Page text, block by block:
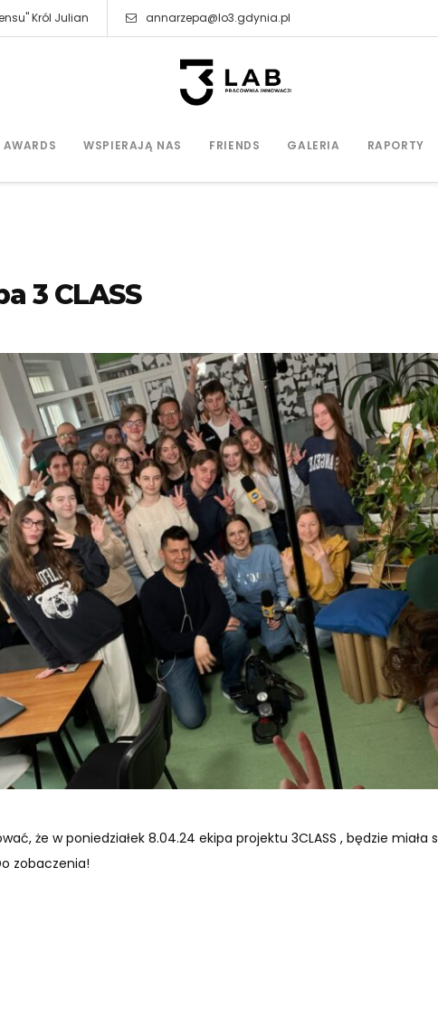
Król Julian annarzepa@lo3.gdynia.pl
AWARDS WSPIERAJĄ NAS FRIENDS GALERIA RAPORTY
3 CLASS
że w poniedziałek 8.04.24 ekipa projektu 3CLASS , będzie miała
zobaczenia!